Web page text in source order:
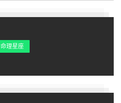
命理星座